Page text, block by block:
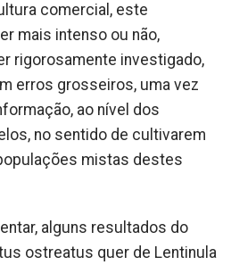
comercial, este
mais intenso ou não,
rigorosamente investigado,
erros grosseiros, uma vez
ao nível dos
no sentido de cultivarem
mistas destes
alguns resultados do
ostreatus quer de Lentinula